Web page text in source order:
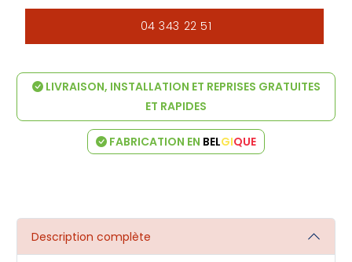
04 343 22 51
LIVRAISON, INSTALLATION ET REPRISES GRATUITES
ET RAPIDES
FABRICATION EN BELGIQUE
Description complète